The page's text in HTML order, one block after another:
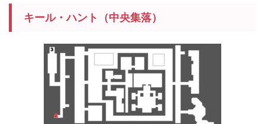
キール・ハント（中央集落）